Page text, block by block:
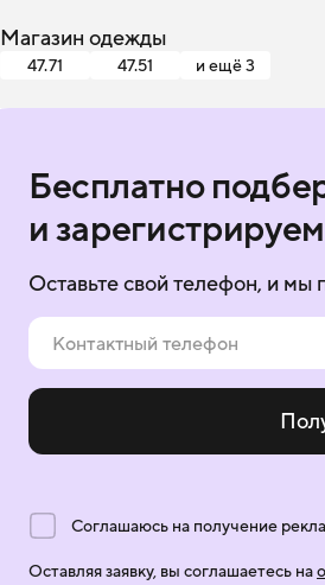
Магазин одежды
47.71 47.51 и ещё 3
Бесплатно
и
Оставьте свой телефон, и мы
Соглашаюсь на получение
Оставляя заявку, вы соглашаетесь на